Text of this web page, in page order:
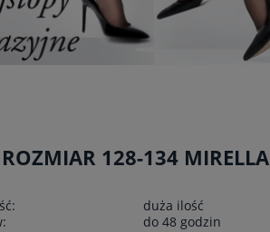
ROZMIAR 128-134 MIRELLA
duża ilość
do 48 godzin